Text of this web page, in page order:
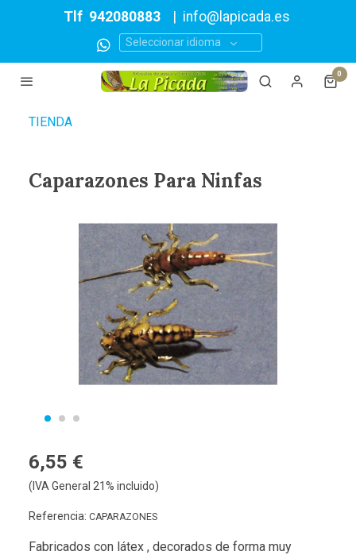
Tlf 942080883 info@lapicada.es
Seleccionar idioma
0
TIENDA
Caparazones Para Ninfas
6,55 €
(IVA General 21% incluido)
Referencia: CAPARAZONES
Fabricados con látex , decorados de forma muy